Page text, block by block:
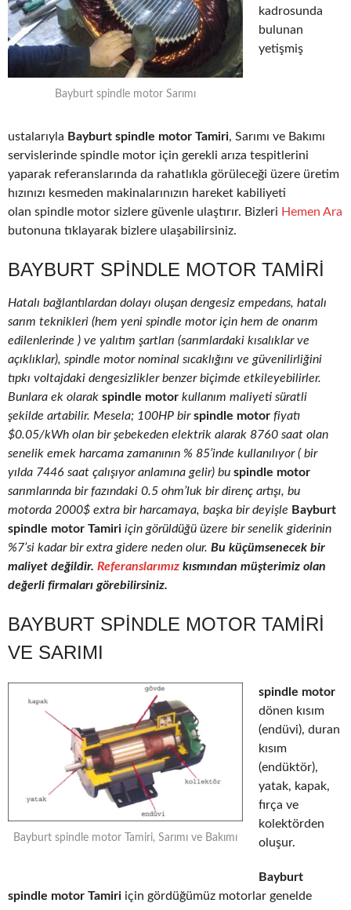
Bayburt spindle motor Sarımı
kadrosunda
bulunan
yetişmiş
ustalarıyla Bayburt spindle motor Tamiri, Sarımı ve Bakımı
servislerinde spindle motor için gerekli arıza tespitlerini
yaparak referanslarında da rahatlıkla görüleceği üzere üretim
hızınızı kesmeden makinalarınızın hareket kabiliyeti
olan spindle motor sizlere güvenle ulaştırır. Bizleri Hemen Ara
butonuna tıklayarak bizlere ulaşabilirsiniz.
BAYBURT SPINDLE MOTOR TAMIRI
Hatalı bağlantılardan dolayı oluşan dengesiz empedans, hatalı
sarım teknikleri (hem yeni spindle motor için hem de onarım
edilenlerinde ) ve yalıtım şartları (sarımlardaki kısalıklar ve
açıklıklar), spindle motor nominal sıcaklığını ve güvenilirliğini
tıpkı voltajdaki dengesizlikler benzer biçimde etkileyebilirler.
Bunlara ek olarak spindle motor kullanım maliyeti süratli
şekilde artabilir. Mesela; 100HP birspindle motor fiyatı
$0.05/kWh olan bir şebekeden elektrik alarak 8760 saat olan
senelik emek harcama zamanının % 85’inde kullanılıyor ( bir
yılda 7446 saat çalışıyor anlamına gelir) bu spindle motor
sarımlarında bir fazındaki 0.5 ohm’luk bir direnç artışı, bu
motorda 2000$ extra bir harcamaya, başka bir deyişle Bayburt
spindle motor Tamiri için görüldüğü üzere bir senelik giderinin
%7’si kadar bir extra gidere neden olur. Bu küçümsenecek bir
maliyet değildir. Referanslarımız kısmından müşterimiz olan
değerli firmaları görebilirsiniz.
BAYBURT SPINDLE MOTOR TAMIRI
VE SARIMI
Bayburt spindle motor Tamiri, Sarımı ve Bakımı
spindle motor
dönen kısım
(endüvi), duran
kısım
(endüktör),
yatak, kapak,
fırça ve
kolektörden
oluşur.
Bayburt
spindle motor Tamiri için gördüğümüz motorlar genelde